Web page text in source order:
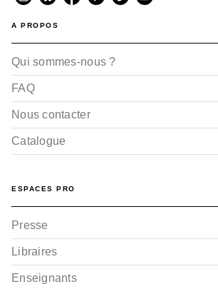
A PROPOS
Qui sommes-nous ?
FAQ
Nous contacter
Catalogue
ESPACES PRO
Presse
Libraires
Enseignants